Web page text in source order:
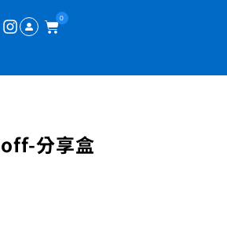
0
分享盒